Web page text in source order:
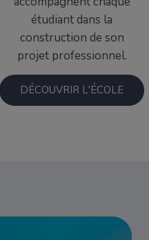
étudiant dans la
construction de son
projet professionnel.
DÉCOUVRIR L'ÉCOLE